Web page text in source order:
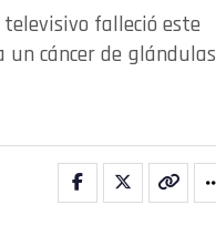
falleció este
cáncer de glándulas